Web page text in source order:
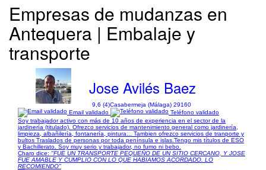
Empresas de mudanzas en
Antequera | Embalaje y
transporte
Jose Avilés Baez
9,6 (4)Casabermeja (Málaga) 29160
Email validado
Teléfono validado
Soy trabajador activo con más de 10 años de experiencia en el sector de la
jardinería (titulado). Ofrezco servicios de mantenimiento general como jardinería,
limpieza, albañilería, fontanería, pintura... Tambien ofrezco servicios de tranporte y
bultos Traslados de personas por toda península e islas.Tengo mis títulos de ESO
y Bachillerato. Soy muy serio y trabajador, no fumo ni bebo.
Charo dice: "FUE UN TRANSPORTE PEQUEÑO DE UN SITIO CERCANO, Y JOSE
FUE AMABLE Y CUMPLIO CON LO QUE HABIAMOS ACORDADO. LO
RECOMIENDO"